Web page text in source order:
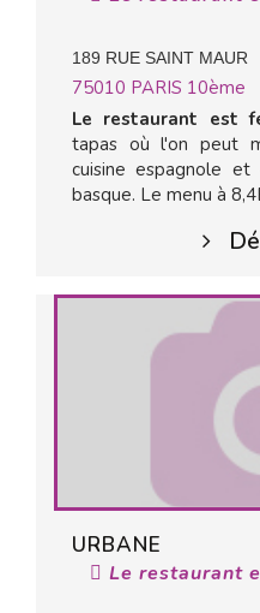
189 RUE SAINT MAUR
75010 PARIS 10ème
Le restaurant est
tapas où l'on peut
cuisine espagnole
basque. Le menu à
URBANE
Le restaurant